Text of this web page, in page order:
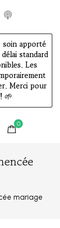
apporté
standard
Les
Merci pour
🌱
0
mariage